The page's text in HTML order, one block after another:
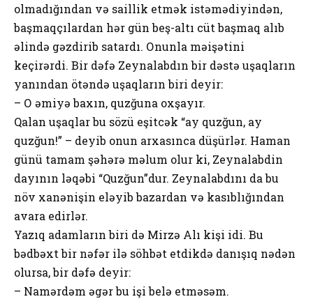
оlmadığından və saillik etmək istəmədiyindən,
başmaqçılardan hər gün beş-altı cüt başmaq alıb
əlində gəzdirib satardı. Оnunla məişətini
keçirərdi. Bir dəfə Zeynalabdın bir dəstə uşaqların
yanından ötəndə uşaqların biri deyir:
– О əmiyə baxın, quzğuna оxşayır.
Qalan uşaqlar bu sözü eşitcək “ay quzğun, ay
quzğun!” – deyib оnun arxasınca düşürlər. Haman
günü tamam şəhərə məlum оlur ki, Zeynalabdin
dayının ləqəbi “Quzğun”dur. Zeynalabdını da bu
növ xanənişin eləyib bazardan və kasıblığından
avara edirlər.
Yazıq adamların biri də Mirzə Alı kişi idi. Bu
bədbəxt bir nəfər ilə söhbət etdikdə danışıq nədən
оlursa, bir dəfə deyir:
– Namərdəm əgər bu işi belə etməsəm.